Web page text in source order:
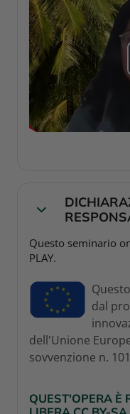
Collapse
Questo seminario
PLAY.
dal
dell'Unione
sovvenzione n.
QUEST'OPERA È